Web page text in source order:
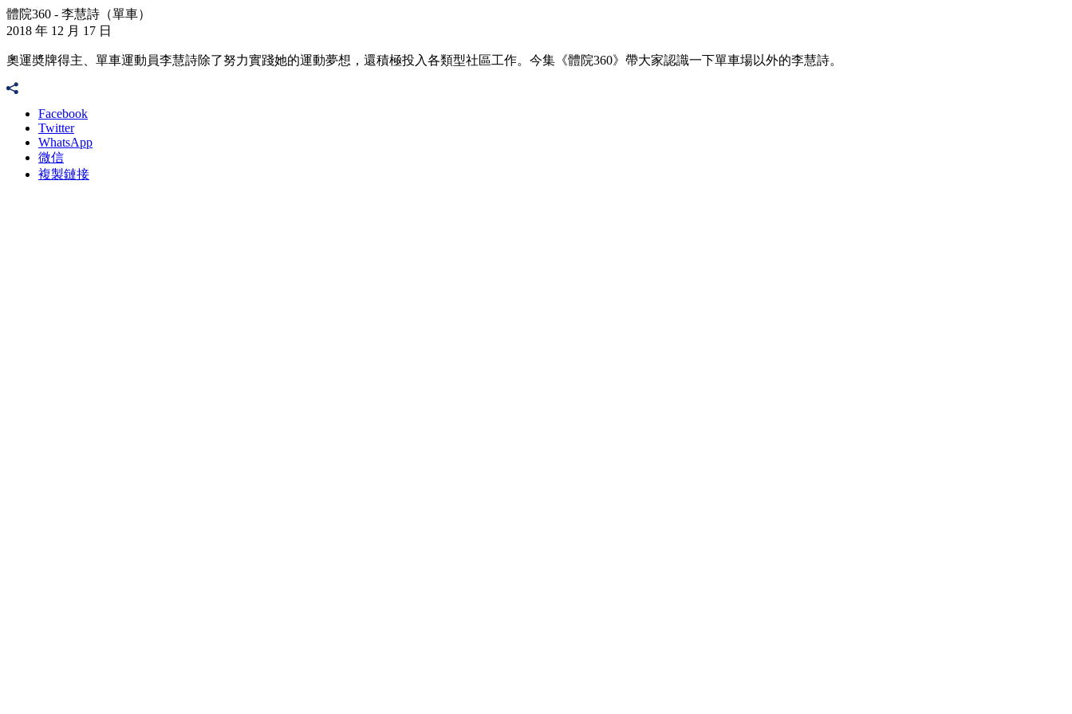
體院360 - 李慧詩（單車）
2018 年 12 月 17 日
奧運奬牌得主、單車運動員李慧詩除了努力實踐她的運動夢想，還積極投入各類型社區工作。今集《體院360》帶大家認識一下單車場以外的李慧詩。
Facebook
Twitter
WhatsApp
微信
複製鏈接